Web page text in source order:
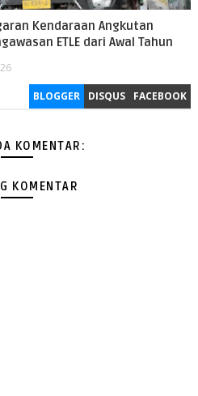
Kendaraan Angkutan
ETLE dari Awal Tahun
BLOGGER DISQUS FACEBOOK
KOMENTAR:
KOMENTAR